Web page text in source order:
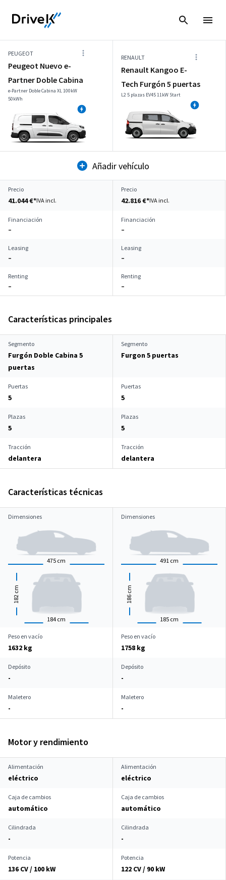
PEUGEOT
Peugeot Nuevo e-
Partner Doble Cabina
e-Partner Doble Cabina XL 100kW
50kWh
RENAULT
Renault Kangoo E-
Tech Furgón 5 puertas
L2 5 plazas EV45 11kW Start
Añadir vehículo
Precio
41.044 €*IVA incl.
Precio
42.816 €*IVA incl.
Financiación
–
Financiación
–
Leasing
–
Leasing
–
Renting
–
Renting
–
Características principales
Segmento
Furgón Doble Cabina 5
puertas
Segmento
Furgon 5 puertas
Puertas
5
Puertas
5
Plazas
5
Plazas
5
Tracción
delantera
Tracción
delantera
Características técnicas
Dimensiones
475 cm
184 cm
182
cm
Dimensiones
491 cm
185 cm
186
cm
Peso en vacío
1632 kg
Peso en vacío
1758 kg
Depósito
-
Depósito
-
Maletero
-
Maletero
-
Motor y rendimiento
Alimentación
eléctrico
Alimentación
eléctrico
Caja de cambios
automático
Caja de cambios
automático
Cilindrada
-
Cilindrada
-
Potencia
136 CV / 100 kW
Potencia
122 CV / 90 kW